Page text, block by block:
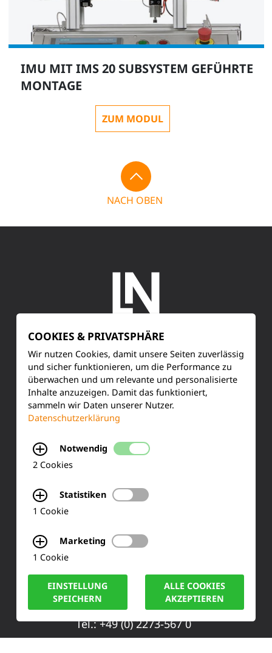
IMU MIT IMS 20 SUBSYSTEM GEFÜHRTE
MONTAGE
ZUM MODUL
NACH OBEN
SERVICE
Kundenservice
Produktinformationen
FAQ
KONTAKT
50170 Kerpen
Tel.: +49 (0) 2273-567 0
COOKIES & PRIVATSPHÄRE
Wir nutzen Cookies, damit unsere Seiten zuverlässig
und sicher funktionieren, um die Performance zu
überwachen und um relevante und personalisierte
Inhalte anzuzeigen. Damit das funktioniert,
sammeln wir Daten unserer Nutzer.
Datenschutzerklärung
Notwendig
2 Cookies
Statistiken
1 Cookie
Marketing
1 Cookie
EINSTELLUNG
SPEICHERN
ALLE COOKIES
AKZEPTIEREN